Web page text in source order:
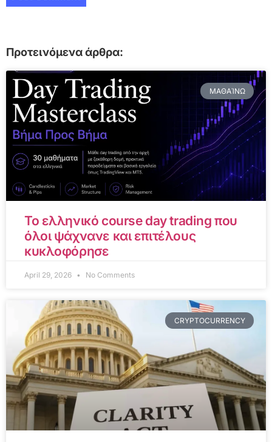
Προτεινόμενα άρθρα:
ΜΑΘΑΊΝΩ
Το ελληνικό course day trading που
όλοι ψάχνανε και επιτέλους
κυκλοφόρησε
April 29, 2026 No Comments
CRYPTOCURRENCY